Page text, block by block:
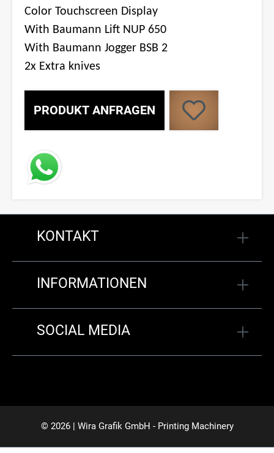
Color Touchscreen Display
With Baumann Lift NUP 650
With Baumann Jogger BSB 2
2x Extra knives
PRODUKT ANFRAGEN
KONTAKT
INFORMATIONEN
SOCIAL MEDIA
© 2026 | Wira Grafik GmbH - Printing Machinery